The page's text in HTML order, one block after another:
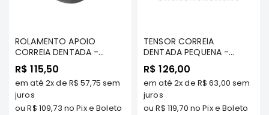
Triton
e
Motor
Suspensão
ROLAMENTO APOIO
CORREIA DENTADA -
GALANT 2.0 / SPACE
WAGON 2.4 / AIRTREK 2.4
/ ECLIPSE 2.0 (TODOS OS
MODELOS)
R$ 115,50
em até 2xde R$ 57,75 sem
juros
ouR$ 109,73 no Pix e Boleto
TENSOR CORREIA
DENTADA PEQUENA -
AIRTREK 2.4 16v 06/...
R$ 126,00
em até 2xde R$ 63,00 sem
juros
ouR$ 119,70 no Pix e Boleto